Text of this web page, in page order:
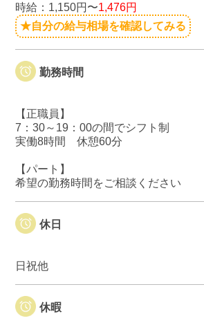
時給：1,150円〜1,476円
★自分の給与相場を確認してみる
勤務時間
【正職員】
7：30～19：00の間でシフト制
実働8時間 休憩60分
【パート】
希望の勤務時間をご相談ください
休日
日祝他
休暇